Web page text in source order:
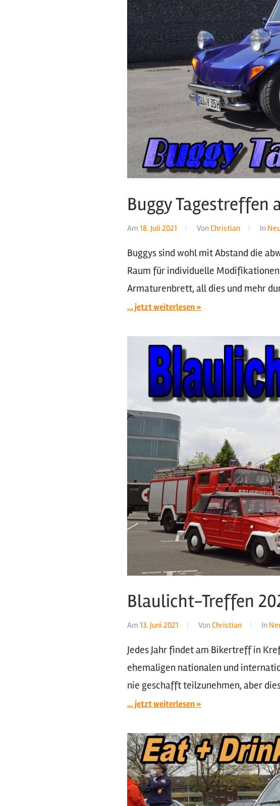
Buggy Tagestreffen
Am 18. Juli 2021 VonChristian In
Buggys sind wohl mit Abstand die
Raum für individuelle
Armaturenbrett, all dies und mehr
... jetzt weiterlesen
Blaulicht-Treffen
Am 13. Juni 2021 VonChristian In
Jedes Jahr findet am Bikertreff in
ehemaligen nationalen und
nie geschafft teilzunehmen, aber
... jetzt weiterlesen